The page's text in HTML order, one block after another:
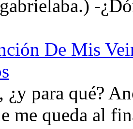
-
De Mis
¿y para qué?
me queda al